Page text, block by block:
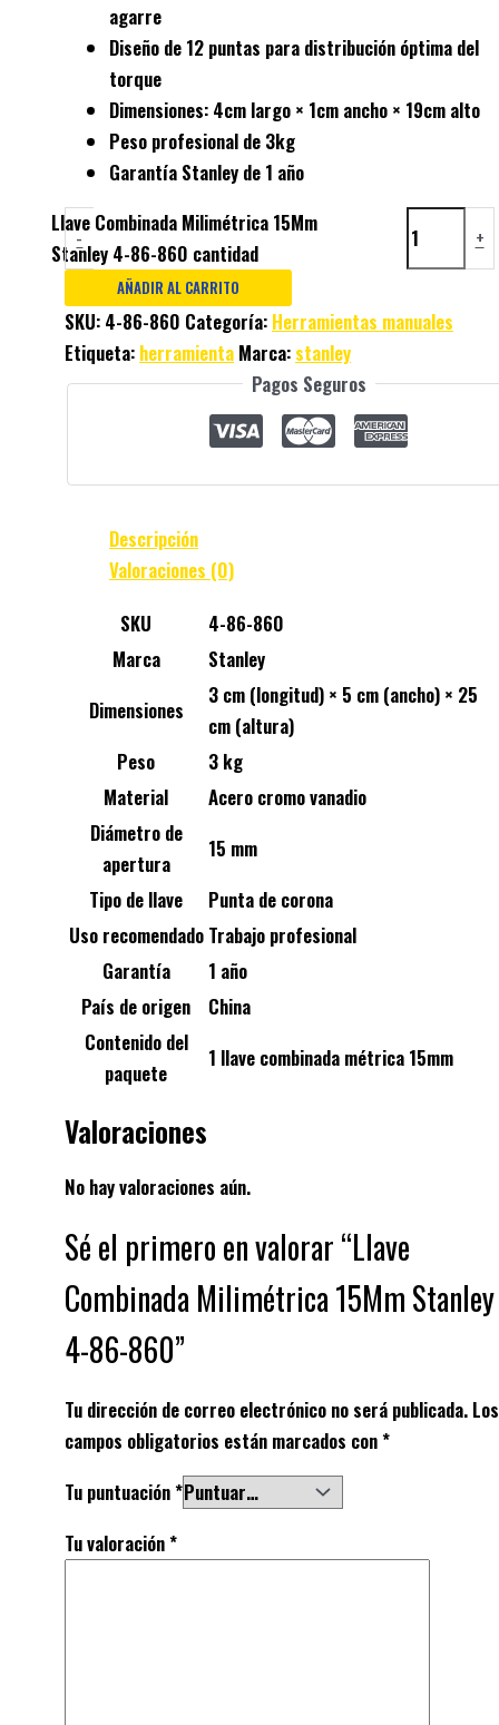
agarre
Diseño de 12 puntas para distribución óptima del
torque
Dimensiones: 4cm largo × 1cm ancho × 19cm alto
Peso profesional de 3kg
Garantía Stanley de 1 año
-
Llave Combinada Milimétrica 15Mm
Stanley 4-86-860 cantidad
+
AÑADIR AL CARRITO
SKU: 4-86-860 Categoría: Herramientas manuales
Etiqueta: herramienta Marca: stanley
Pagos Seguros
Descripción
Valoraciones (0)
SKU
4-86-860
Marca
Stanley
Dimensiones
3 cm (longitud) × 5 cm (ancho) × 25
cm (altura)
Peso
3 kg
Material
Acero cromo vanadio
Diámetro de
apertura
15 mm
Tipo de llave
Punta de corona
Uso recomendado Trabajo profesional
Garantía
1 año
País de origen
China
Contenido del
paquete
1 llave combinada métrica 15mm
Valoraciones
No hay valoraciones aún.
Sé el primero en valorar “Llave
Combinada Milimétrica 15Mm Stanley
4-86-860”
Tu dirección de correo electrónico no será publicada. Los
campos obligatorios están marcados con*
Tu puntuación*
Tu valoración*